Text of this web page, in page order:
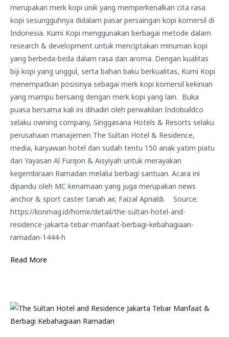
merupakan merk kopi unik yang memperkenalkan cita rasa
kopi sesungguhnya didalam pasar persaingan kopi komersil di
Indonesia. Kumi Kopi menggunakan berbagai metode dalam
research & development untuk menciptakan minuman kopi
yang berbeda-beda dalam rasa dan aroma. Dengan kualitas
biji kopi yang unggul, serta bahan baku berkualitas, Kumi Kopi
menempatkan posisinya sebagai merk kopi komersil kekinian
yang mampu bersaing dengan merk kopi yang lain. Buka
puasa bersama kali ini dihadiri oleh perwakilan Indobuildco
selaku owning company, Singgasana Hotels & Resorts selaku
perusahaan manajemen The Sultan Hotel & Residence,
media, karyawan hotel dan sudah tentu 150 anak yatim piatu
dari Yayasan Al Furqon & Aisyiyah untuk merayakan
kegembiraan Ramadan melalui berbagi santuan. Acara ini
dipandu oleh MC kenamaan yang juga merupakan news
anchor & sport caster tanah air, Faizal Aprialdi. Source:
https://lionmag.id/home/detail/the-sultan-hotel-and-
residence-jakarta-tebar-manfaat-berbagi-kebahagiaan-
ramadan-1444-h
Read More